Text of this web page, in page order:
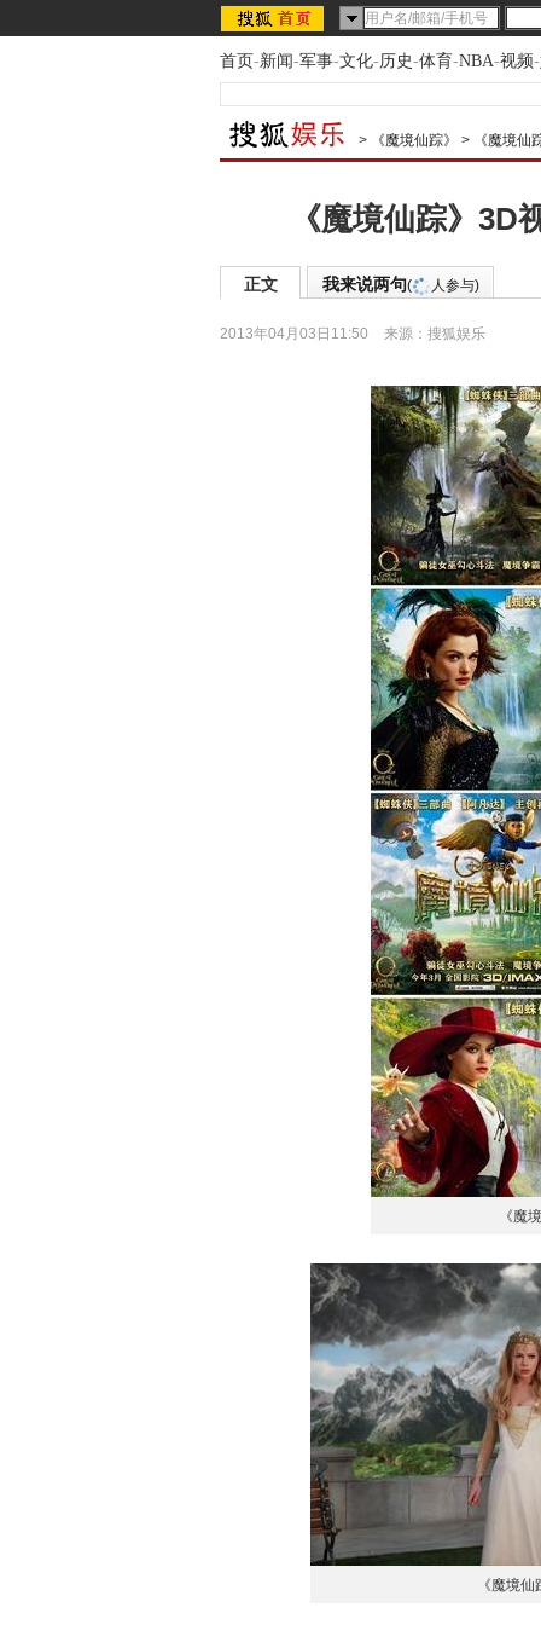
首页-新闻-军事-文化-历史-体育-NBA-视频-
> 《魔境仙踪》 > 《魔境仙
《魔境仙踪》3D
正文 我来说两句( 人参与)
2013年04月03日11:50 来源： 搜狐娱乐
《魔
《魔境